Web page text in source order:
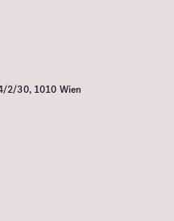
2/30, 1010 Wien